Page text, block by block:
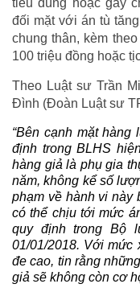
tiêu dùng hoặc gây
đối mặt với án tù
chung thân, kèm
100 triệu đồng hoặc
Theo Luật sư Trần
Đình (Đoàn Luật sư
“Bên cạnh mặt
định trong BLHS
hàng giả là phụ gia
năm, không kể số
phạm về hành vi này
có thể chịu tới mức
quy định trong Bộ
01/01/2018. Với mức
đe cao, tin rằng
giả sẽ không còn cơ